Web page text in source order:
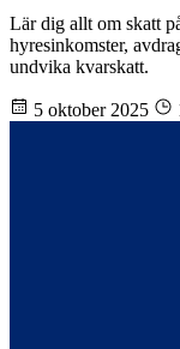
Lär dig allt om skatt
hyresinkomster,
undvika kvarskatt.
5 oktober 2025